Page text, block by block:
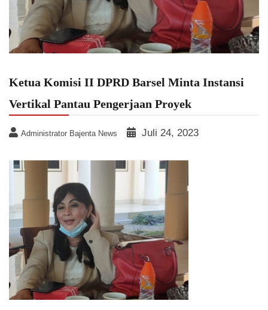
Ketua Komisi II DPRD Barsel Minta Instansi
Vertikal Pantau Pengerjaan Proyek
Administrator Bajenta News Juli 24, 2023